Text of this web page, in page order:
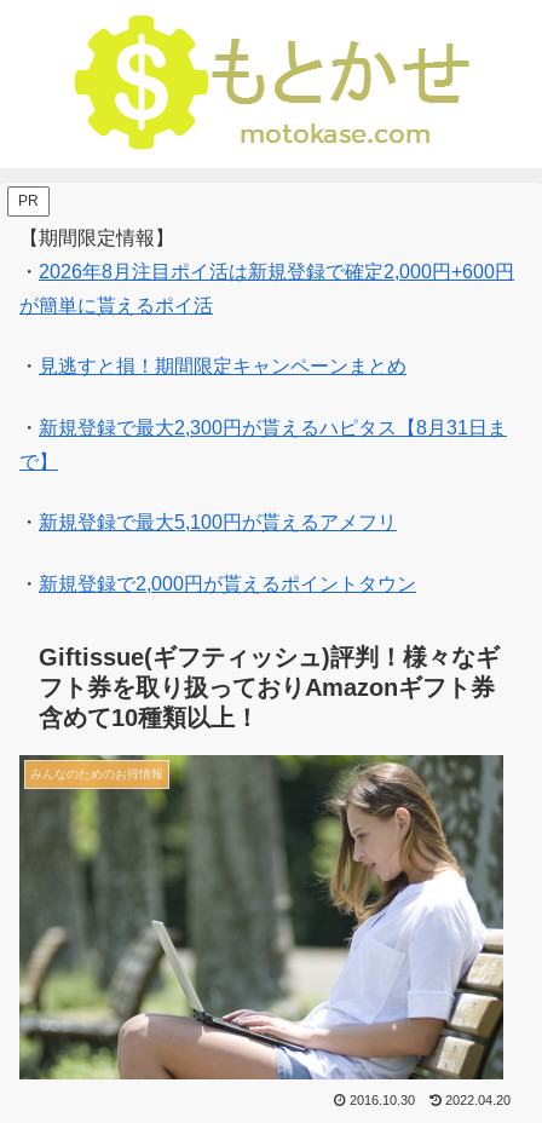
PR
【期間限定情報】
・ 2026年8月注目ポイ活は新規登録で確定2,000円+600円
が簡単に貰えるポイ活
・ 見逃すと損！期間限定キャンペーンまとめ
・ 新規登録で最大2,300円が貰えるハピタス【8月31日ま
で】
・ 新規登録で最大5,100円が貰えるアメフリ
・ 新規登録で2,000円が貰えるポイントタウン
Giftissue(ギフティッシュ)評判！様々なギ
フト券を取り扱っておりAmazonギフト券
含めて10種類以上！
みんなのためのお得情報
2016.10.30 2022.04.20